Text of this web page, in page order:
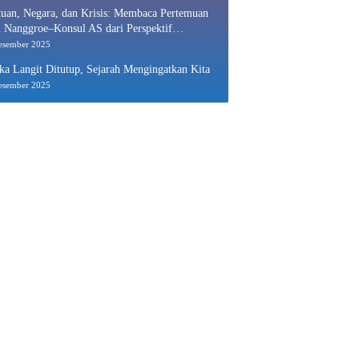
Negara, dan Krisis: Membaca Pertemuan
Nanggroe–Konsul AS dari Perspektif
Politik
2025
Langit Ditutup, Sejarah Mengingatkan Kita
2025